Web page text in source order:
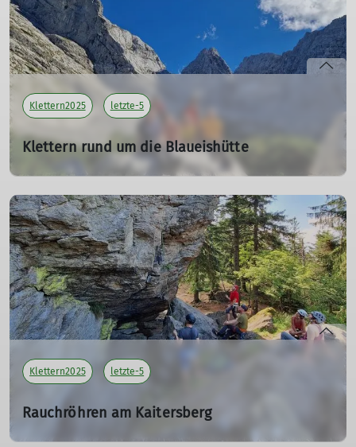
Klettern2025 letzte-5
Klettern rund um die Blaueishütte
vom 30. - 31.08.2025
Tourenleiter: Reyser Manfred
Teilnehmer: 9
mehr erfahren
Klettern2025 letzte-5
Rauchröhren am Kaitersberg